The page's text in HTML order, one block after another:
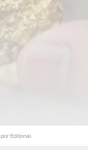
por Editorial